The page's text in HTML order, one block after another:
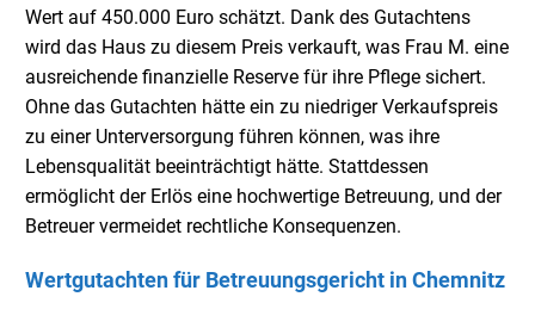
Wert auf 450.000 Euro schätzt. Dank des Gutachtens
wird das Haus zu diesem Preis verkauft, was Frau M. eine
ausreichende finanzielle Reserve für ihre Pflege sichert.
Ohne das Gutachten hätte ein zu niedriger Verkaufspreis
zu einer Unterversorgung führen können, was ihre
Lebensqualität beeinträchtigt hätte. Stattdessen
ermöglicht der Erlös eine hochwertige Betreuung, und der
Betreuer vermeidet rechtliche Konsequenzen.
Wertgutachten für Betreuungsgericht in Chemnitz